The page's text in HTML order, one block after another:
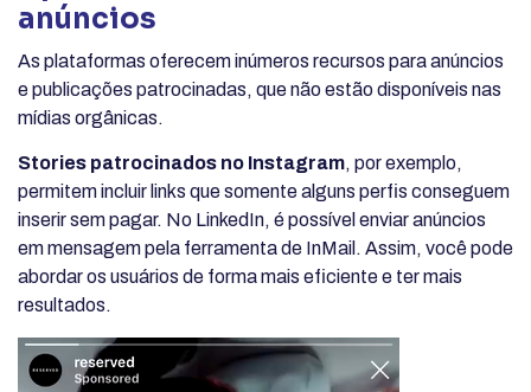
anúncios
As plataformas oferecem inúmeros recursos para anúncios
e publicações patrocinadas, que não estão disponíveis nas
mídias orgânicas.
Stories patrocinados no Instagram, por exemplo,
permitem incluir links que somente alguns perfis conseguem
inserir sem pagar. No LinkedIn, é possível enviar anúncios
em mensagem pela ferramenta de InMail. Assim, você pode
abordar os usuários de forma mais eficiente e ter mais
resultados.